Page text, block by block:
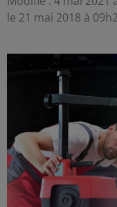
le 21 mai 2018 à